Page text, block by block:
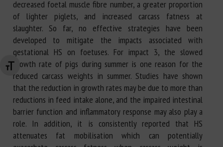
Changer la taille de la police
decreased foetal muscle fibre number, a greater proportion
of lighter piglets, and increased carcass fatness at
slaughter. So far, no effective strategies have been
developed to mitigate the impacts associated with
gestational HS on foetuses. For impact 3, the slowed
growth rate of pigs during summer is one reason for the
reduced carcass weights in summer. Studies have shown
that the reduction in growth rates may be due to more than
reductions in feed intake alone, and the impaired intestinal
barrier function and inflammatory response may also play a
role. In addition, it is consistently reported that HS
attenuates fat mobilisation which can potentially